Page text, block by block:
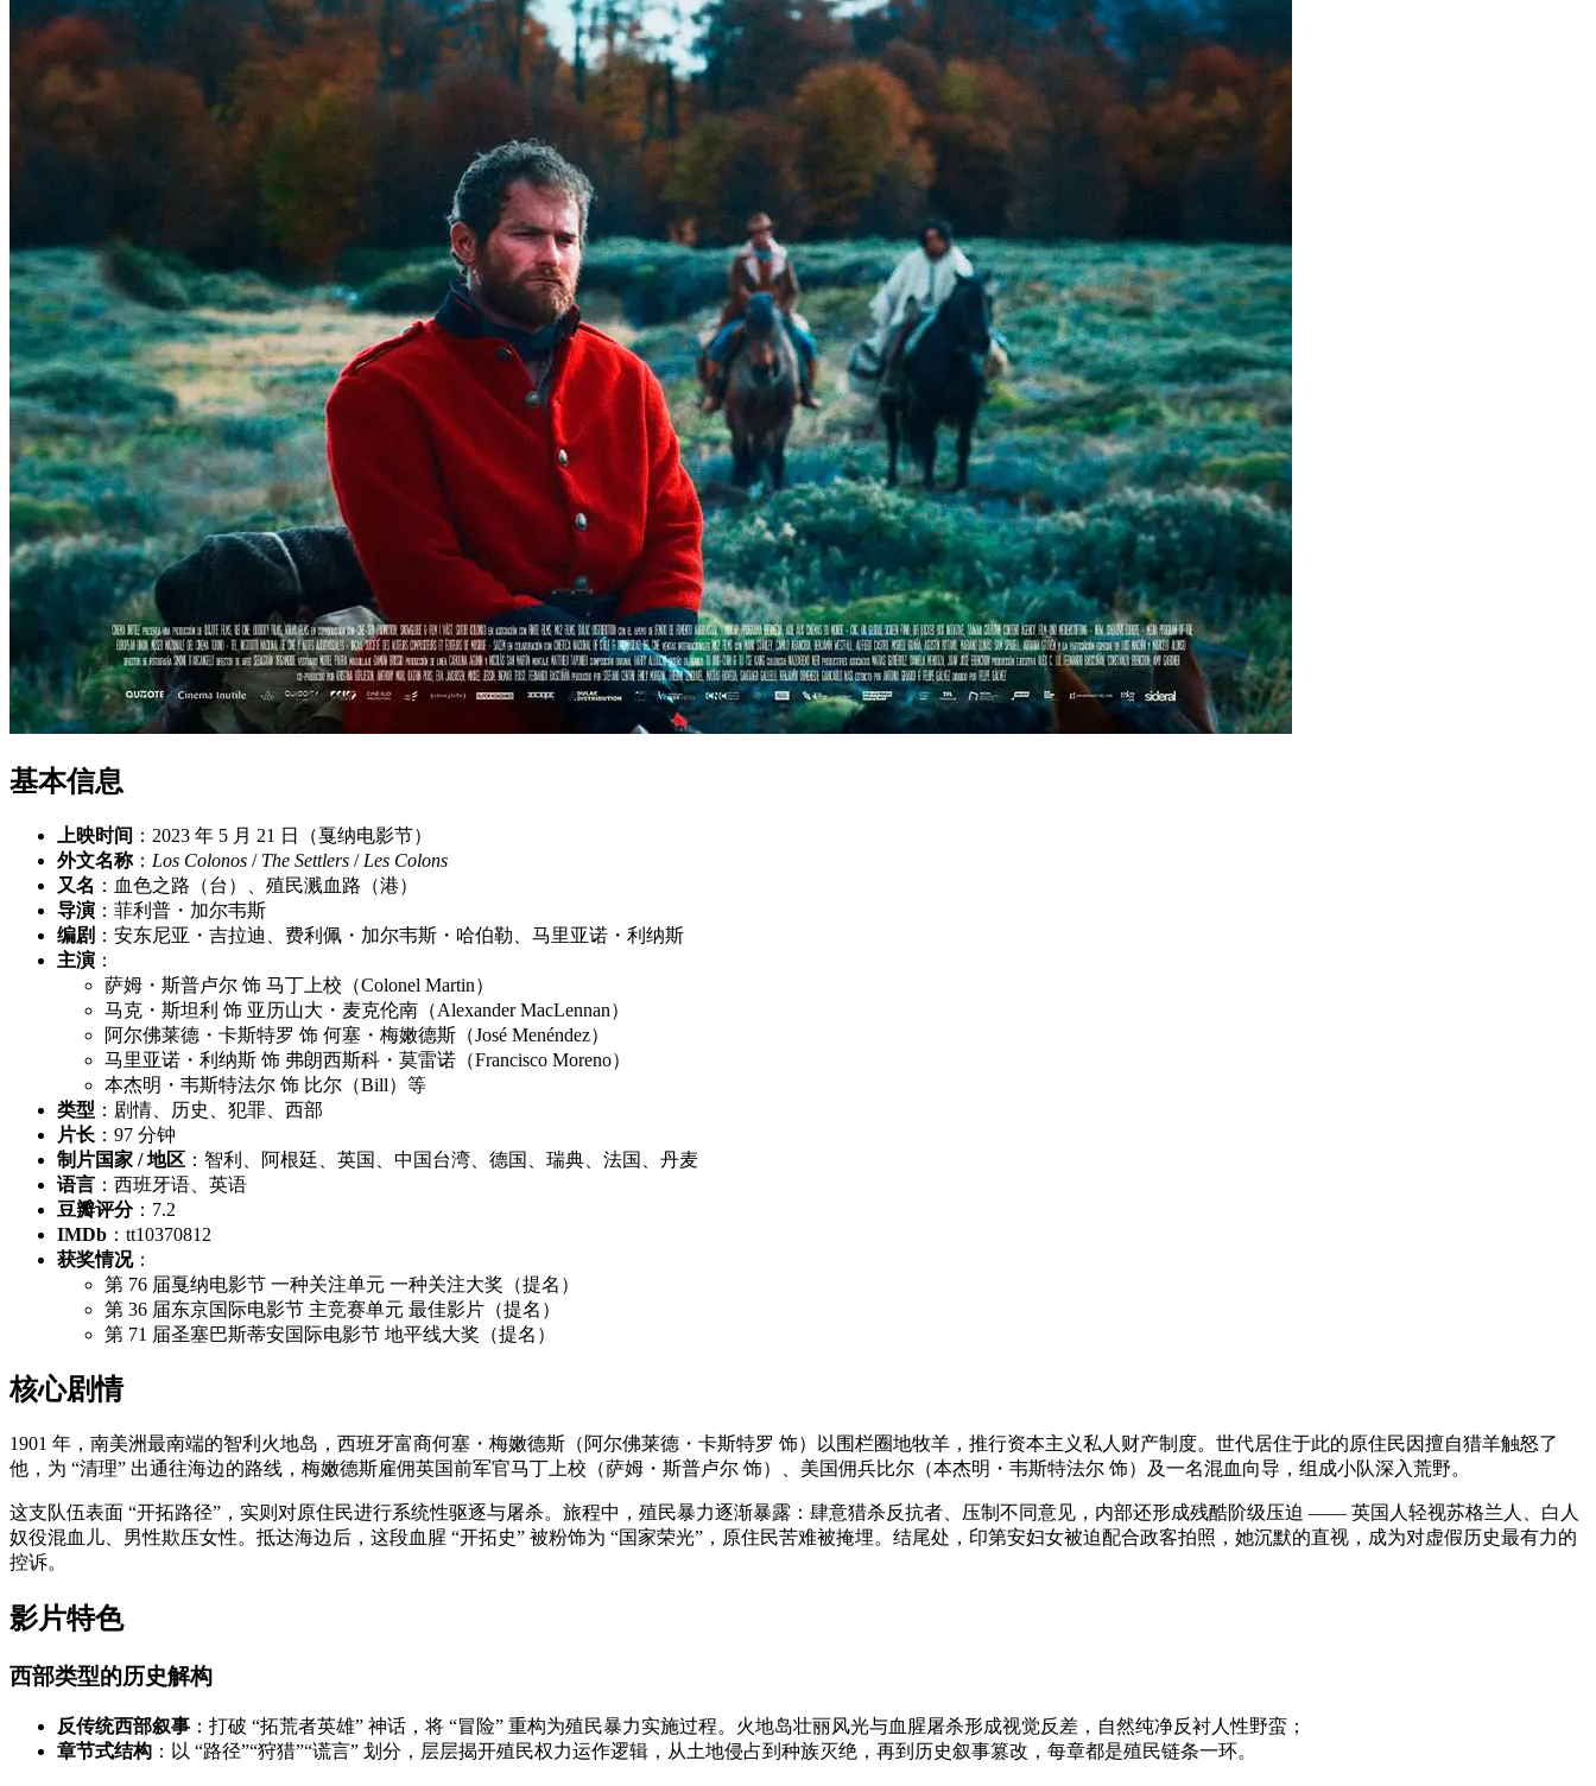
基本信息
上映时间 ：2023 年 5 月 21 日（戛纳电影节）
外文名称： Los Colonos / The Settlers / Les Colons
又名 ：血色之路（台）、殖民溅血路（港）
导演 ：菲利普・加尔韦斯
编剧 ：安东尼亚・吉拉迪、费利佩・加尔韦斯・哈伯勒、马里亚诺・利纳斯
主演 ：
萨姆・斯普卢尔 饰 马丁上校（Colonel Martin）
马克・斯坦利 饰 亚历山大・麦克伦南（Alexander MacLennan）
阿尔佛莱德・卡斯特罗 饰 何塞・梅嫩德斯（José Menéndez）
马里亚诺・利纳斯 饰 弗朗西斯科・莫雷诺（Francisco Moreno）
本杰明・韦斯特法尔 饰 比尔（Bill）等
类型 ：剧情、历史、犯罪、西部
片长 ：97 分钟
制片国家 / 地区 ：智利、阿根廷、英国、中国台湾、德国、瑞典、法国、丹麦
语言 ：西班牙语、英语
豆瓣评分：7.2
IMDb ：tt10370812
获奖情况：
第 76 届戛纳电影节 一种关注单元 一种关注大奖（提名）
第 36 届东京国际电影节 主竞赛单元 最佳影片（提名）
第 71 届圣塞巴斯蒂安国际电影节 地平线大奖（提名）
核心剧情
1901 年，南美洲最南端的智利火地岛，西班牙富商何塞・梅嫩德斯（阿尔佛莱德・卡斯特罗 饰）以围栏圈地牧羊，推行资本主义私人财产制度。世代居住于此的原住民因擅自猎羊触怒了
他，为 “清理” 出通往海边的路线，梅嫩德斯雇佣英国前军官马丁上校（萨姆・斯普卢尔 饰）、美国佣兵比尔（本杰明・韦斯特法尔 饰）及一名混血向导，组成小队深入荒野。
这支队伍表面 “开拓路径”，实则对原住民进行系统性驱逐与屠杀。旅程中，殖民暴力逐渐暴露：肆意猎杀反抗者、压制不同意见，内部还形成残酷阶级压迫 —— 英国人轻视苏格兰人、白人
奴役混血儿、男性欺压女性。抵达海边后，这段血腥 “开拓史” 被粉饰为 “国家荣光”，原住民苦难被掩埋。结尾处，印第安妇女被迫配合政客拍照，她沉默的直视，成为对虚假历史最有力的
控诉。
影片特色
西部类型的历史解构
反传统西部叙事 ：打破 “拓荒者英雄” 神话，将 “冒险” 重构为殖民暴力实施过程。火地岛壮丽风光与血腥屠杀形成视觉反差，自然纯净反衬人性野蛮；
章节式结构 ：以 “路径”“狩猎”“谎言” 划分，层层揭开殖民权力运作逻辑，从土地侵占到种族灭绝，再到历史叙事篡改，每章都是殖民链条一环。